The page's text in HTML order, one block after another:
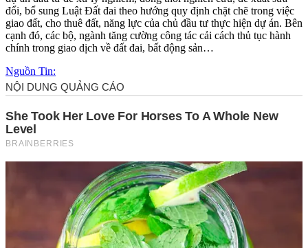
đổi, bổ sung Luật Đất đai theo hướng quy định chặt chẽ trong việc
giao đất, cho thuê đất, năng lực của chủ đầu tư thực hiện dự án. Bên
cạnh đó, các bộ, ngành tăng cường công tác cải cách thủ tục hành
chính trong giao dịch về đất đai, bất động sản…
Nguồn Tin: